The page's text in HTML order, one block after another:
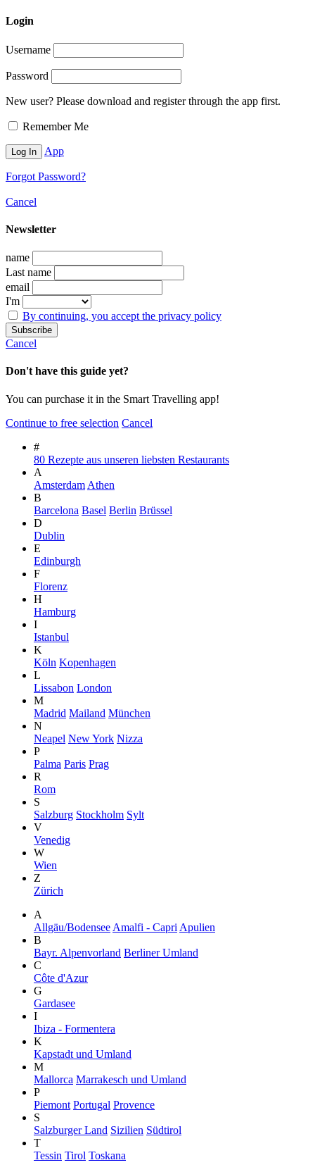
Login
Username
Password
New user? Please download and register through the app first.
Remember Me
App
Forgot Password?
Cancel
Newsletter
name
Last name
email
I'm
By continuing, you accept the privacy policy
Cancel
Don't have this guide yet?
You can purchase it in the Smart Travelling app!
Continue to free selection Cancel
#
80 Rezepte aus unseren liebsten Restaurants
A
Amsterdam Athen
B
Barcelona Basel Berlin Brüssel
D
Dublin
E
Edinburgh
F
Florenz
H
Hamburg
I
Istanbul
K
Köln Kopenhagen
L
Lissabon London
M
Madrid Mailand München
N
Neapel New York Nizza
P
Palma Paris Prag
R
Rom
S
Salzburg Stockholm Sylt
V
Venedig
W
Wien
Z
Zürich
A
Allgäu/Bodensee Amalfi - Capri Apulien
B
Bayr. Alpenvorland Berliner Umland
C
Côte d'Azur
G
Gardasee
I
Ibiza - Formentera
K
Kapstadt und Umland
M
Mallorca Marrakesch und Umland
P
Piemont Portugal Provence
S
Salzburger Land Sizilien Südtirol
T
Tessin Tirol Toskana